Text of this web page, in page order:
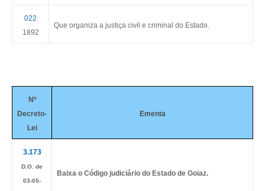
022
1892
Que organiza a justiça civil e criminal do Estado.
Nº
Decreto-
Lei
Ementa
3.173
D.O. de
03-05-
Baixa o Código judiciário do Estado de Goiaz.